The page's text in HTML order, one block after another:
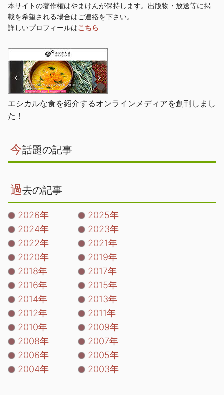
本サイトの著作権はやまけんが保持します。出版物・放送等に掲
載を希望される場合はご連絡を下さい。
詳しいプロフィールはこちら
エシカルな食を紹介するオンラインメディアを創刊しまし
た！
今話題の記事
過去の記事
2026年
2025年
2024年
2023年
2022年
2021年
2020年
2019年
2018年
2017年
2016年
2015年
2014年
2013年
2012年
2011年
2010年
2009年
2008年
2007年
2006年
2005年
2004年
2003年